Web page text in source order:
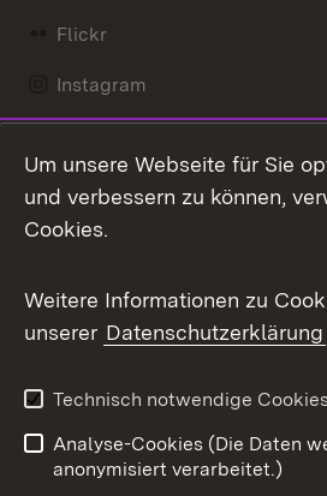
Flickr
Instagram
Mastodon
Messenger
Social Wall
X / Twitter
Youtube
Um unsere Webseite für Sie
und verbessern zu können,
Cookies.
Weitere Informationen zu
unserer Datenschutzerklärung
Technisch notwendige
Analyse-Cookies (Die Daten
anonymisiert verarbeitet.)